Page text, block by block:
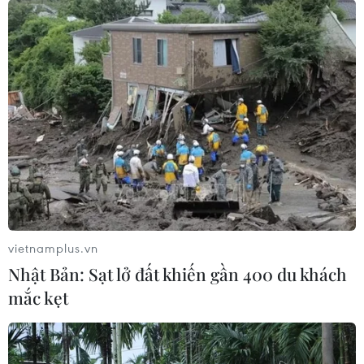
hơn 300 trẻ em tử vong do Ebola
08/08/2026 15:21
Đà Nẵng: Hỗ trợ 700 triệu đồng cho
đồng bào nghèo xã Hùng Sơn
08/08/2026 09:58
Vùng 3 Hải quân cứu thành công 1
nạn nhân bị sóng cuốn tại Mũi Nghê
08/08/2026 08:43
Trung Quốc nâng mức ứng phó khẩn
cấp với bão Dolphin
vietnamplus.vn
Nhật Bản: Sạt lở đất khiến gần 400 du khách
mắc kẹt